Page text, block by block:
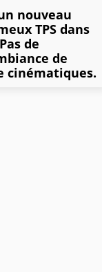
nouveau
TPS dans
de
de
cinématiques.